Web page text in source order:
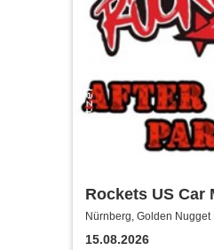
Rockets US Car
Aftershow Party
Nürnberg, Golden Nugget
15.08.2026